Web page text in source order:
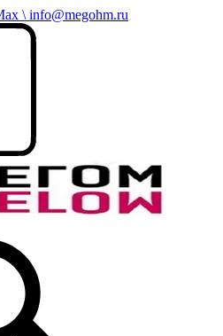
\ info@megohm.ru